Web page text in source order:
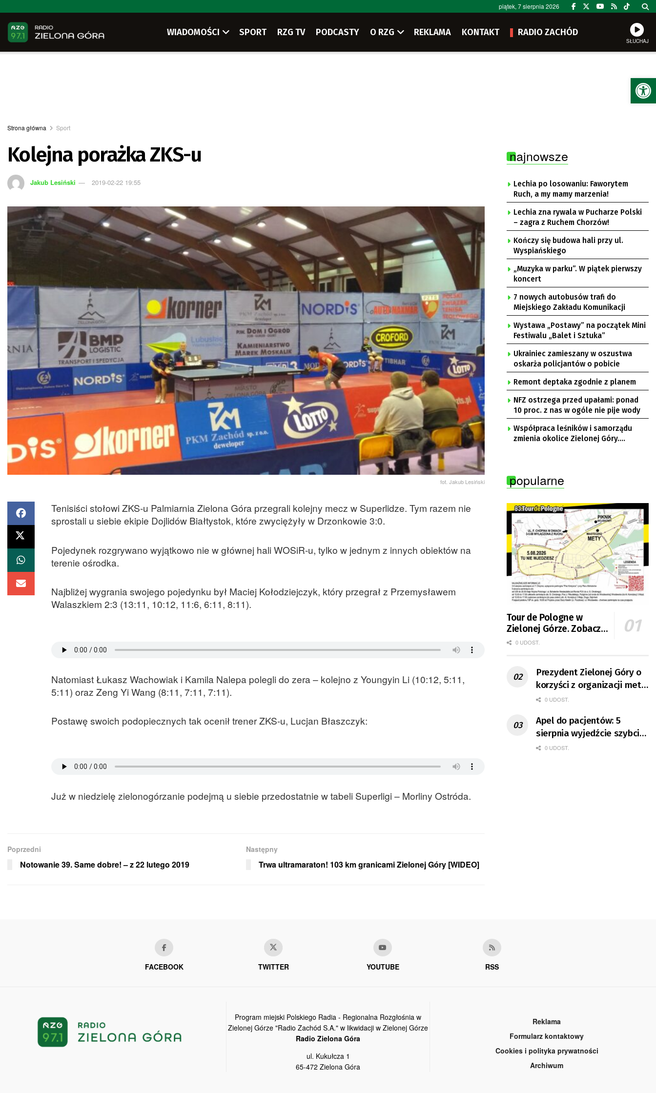
piątek, 7 sierpnia 2026
WIADOMOŚCI SPORT RZG TV PODCASTY O RZG REKLAMA KONTAKT RADIO ZACHÓD
SŁUCHAJ
Strona główna Sport
Kolejna porażka ZKS-u
Jakub Lesiński 2019-02-22 19:55
fot. Jakub Lesiński
Tenisiści stołowi ZKS-u Palmiarnia Zielona Góra przegrali kolejny mecz w Superlidze. Tym razem nie
sprostali u siebie ekipie Dojlidów Białtystok, które zwyciężyły w Drzonkowie 3:0.
Pojedynek rozgrywano wyjątkowo nie w głównej hali WOSiR-u, tylko w jednym z innych obiektów na
terenie ośrodka.
Najbliżej wygrania swojego pojedynku był Maciej Kołodziejczyk, który przegrał z Przemysławem
Walaszkiem 2:3 (13:11, 10:12, 11:6, 6:11, 8:11).
Natomiast Łukasz Wachowiak i Kamila Nalepa polegli do zera – kolejno z Youngyin Li (10:12, 5:11,
5:11) oraz Zeng Yi Wang (8:11, 7:11, 7:11).
Postawę swoich podopiecznych tak ocenił trener ZKS-u, Lucjan Błaszczyk:
Już w niedzielę zielonogórzanie podejmą u siebie przedostatnie w tabeli Superligi – Morliny Ostróda.
Poprzedni
Notowanie 39. Same dobre! – z 22 lutego 2019
Następny
Trwa ultramaraton! 103 km granicami Zielonej Góry [WIDEO]
najnowsze
Lechia po losowaniu: Faworytem
Ruch, a my mamy marzenia!
Lechia zna rywala w Pucharze Polski
– zagra z Ruchem Chorzów!
Kończy się budowa hali przy ul.
Wyspiańskiego
„Muzyka w parku”. W piątek pierwszy
koncert
7 nowych autobusów trafi do
Miejskiego Zakładu Komunikacji
Wystawa „Postawy” na początek Mini
Festiwalu „Balet i Sztuka”
Ukrainiec zamieszany w oszustwa
oskarża policjantów o pobicie
Remont deptaka zgodnie z planem
NFZ ostrzega przed upałami: ponad
10 proc. z nas w ogóle nie pije wody
Współpraca leśników i samorządu
zmienia okolice Zielonej Góry.
popularne
Tour de Pologne w
Zielonej Górze. Zobacz
zmiany w organizacji
0 UDOST.
Prezydent Zielonej Góry o
korzyści z organizacji mety
Tour de Pologne
0 UDOST.
Apel do pacjentów: 5
sierpnia wyjedźcie szybciej
z domów
0 UDOST.
FACEBOOK TWITTER YOUTUBE RSS
Program miejski Polskiego Radia - Regionalna Rozgłośnia w
Zielonej Górze "Radio Zachód S.A." w likwidacji w Zielonej Górze
Radio Zielona Góra
ul. Kukułcza 1
65-472 Zielona Góra
Reklama
Formularz kontaktowy
Cookies i polityka prywatności
Archiwum